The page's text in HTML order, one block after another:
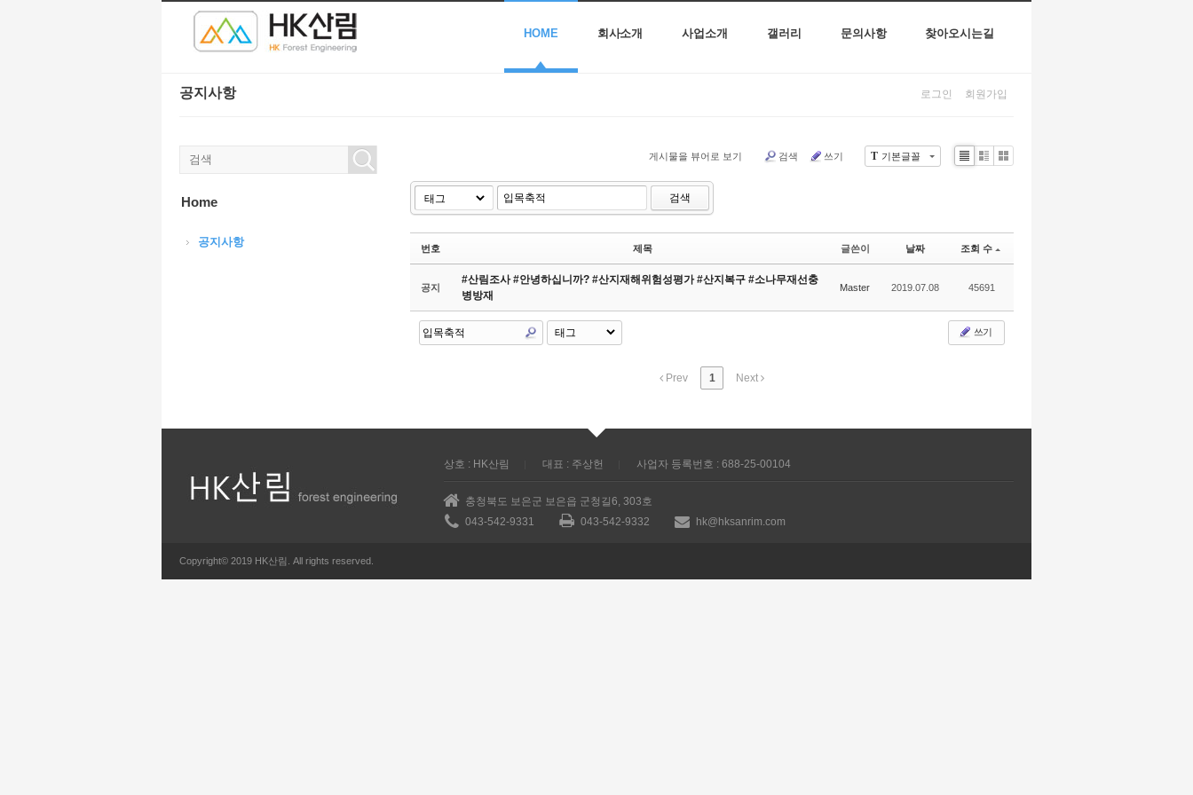
HOME 회사소개 사업소개 갤러리 문의사항 찾아오시는길
로그인 회원가입
공지사항
T 기본글꼴
게시물을 뷰어로 보기 검색 쓰기
검색
Li
Zi
G
y
번호 제목 글쓴이 날짜 조회 수
공지
#산림조사 #안녕하십니까? #산지재해위험성평가 #산지복구 #소나무재선충
병방재
Master 2019.07.08 45691
쓰기
Prev 1 Next
Home
공지사항
상호 : HK산림 대표 : 주상헌 사업자 등록번호 : 688-25-00104
충청북도 보은군 보은읍 군청길6, 303호
043-542-9331
043-542-9332 hk@hksanrim.com
Copyright© 2019 HK산림. All rights reserved.
Sketchbook5, 스케치북5
Sketchbook5, 스케치북5
Sketchbook5, 스케치북5
Sketchbook5, 스케치북5